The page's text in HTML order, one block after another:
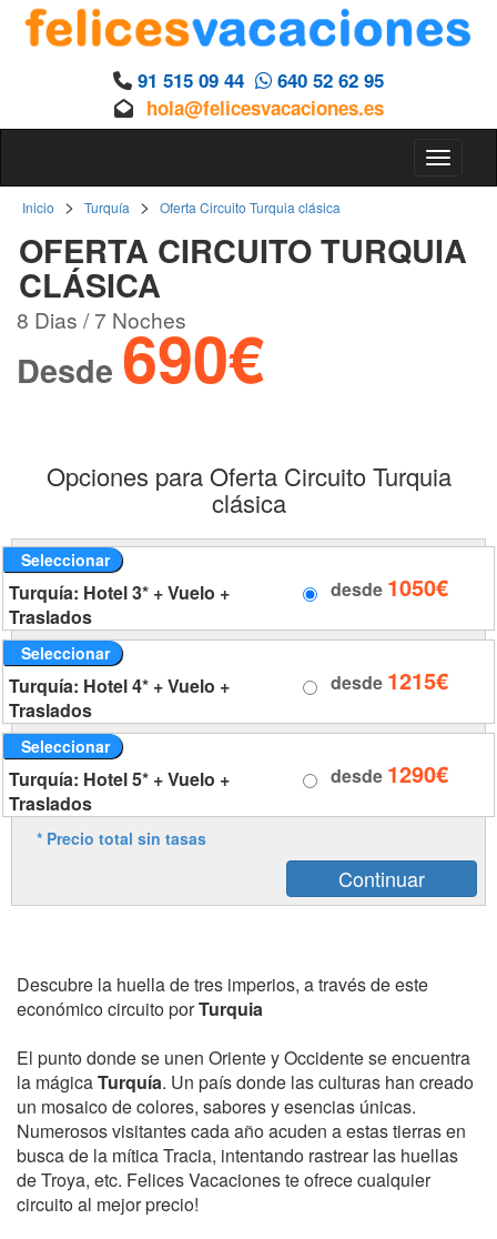
91 515 09 44
640 52 62 95
hola@felicesvacaciones.es
Inicio > Turquía > Oferta Circuito Turquia clásica
OFERTA CIRCUITO TURQUIA
CLÁSICA
8 Dias / 7 Noches
Desde 690€
Opciones para Oferta Circuito Turquia
clásica
Seleccionar
Turquía: Hotel 3* + Vuelo +
Traslados
desde 1050€
Seleccionar
Turquía: Hotel 4* + Vuelo +
Traslados
desde 1215€
Seleccionar
Turquía: Hotel 5* + Vuelo +
Traslados
desde 1290€
* Precio total sin tasas
Descubre la huella de tres imperios, a través de este
económico circuito porTurquia
El punto donde se unen Oriente y Occidente se encuentra
la mágicaTurquía. Un país donde las culturas han creado
un mosaico de colores, sabores y esencias únicas.
Numerosos visitantes cada año acuden a estas tierras en
busca de la mítica Tracia, intentando rastrear las huellas
de Troya, etc. Felices Vacaciones te ofrece cualquier
circuito al mejor precio!